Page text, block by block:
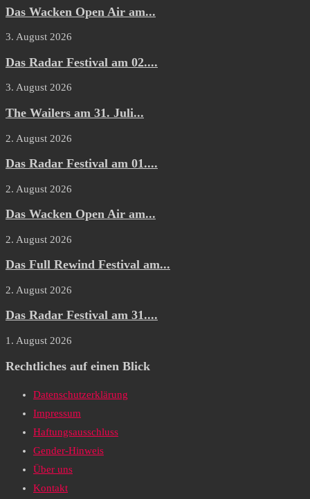
Das Wacken Open Air am...
3. August 2026
Das Radar Festival am 02....
3. August 2026
The Wailers am 31. Juli...
2. August 2026
Das Radar Festival am 01....
2. August 2026
Das Wacken Open Air am...
2. August 2026
Das Full Rewind Festival am...
2. August 2026
Das Radar Festival am 31....
1. August 2026
Rechtliches auf einen Blick
Datenschutzerklärung
Impressum
Haftungsausschluss
Gender-Hinweis
Über uns
Kontakt